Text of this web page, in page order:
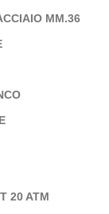
MM.36
20 ATM